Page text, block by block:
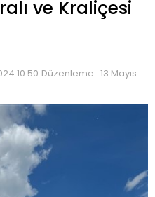
ve Kraliçesi
10:50 Düzenleme : 13 Mayıs